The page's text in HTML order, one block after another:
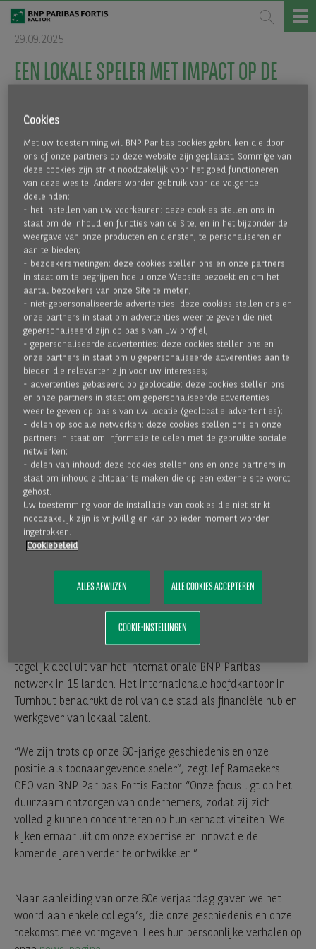
29.09.2025
EEN LOKALE SPELER MET IMPACT OP DE
JAAR FINANCIËLE ZUURSTOF VOOR
ONDERNEMERS
Sinds de oprichting in 1965 groeiden we uit tot de
onbetwiste marktleider in factoring in België, met een
marktaandeel van ongeveer 40%. Vandaag ondersteunen we
met meer dan 200 werknemers zo’n 1.600 klanten, van
starters tot multinationals. En verwerken we jaarlijks 11
miljoen facturen ter waarde van 57 miljard euro.
Onder de nieuwe merkbelofte “Uw zuurstof om vrij te
ondernemen” blijven we ondernemers ontzorgen: door hun
cashflow te optimaliseren, bescherming te beiden tegen
insolventie en hun groei eenvoudig te financieren. Met
startende ondernemers en kmo’s, tonen we dat factoring
Daarbovenop zijn we stevig lokaal verankerd met kantoren
tegelijk deel uit van het internationale BNP Paribas-
netwerk in 15 landen. Het internationale hoofdkantoor in
Turnhout benadrukt de rol van de stad als financiële hub en
werkgever van lokaal talent.
“We zijn trots op onze 60-jarige geschiedenis en onze
positie als toonaangevende speler”, zegt Jef Ramaekers
CEO van BNP Paribas Fortis Factor. “Onze focus ligt op het
duurzaam ontzorgen van ondernemers, zodat zij zich
volledig kunnen concentreren op hun kernactiviteiten. We
kijken ernaar uit om onze expertise en innovatie de
komende jaren verder te ontwikkelen.”
Naar aanleiding van onze 60e verjaardag gaven we het
woord aan enkele collega’s, die onze geschiedenis en onze
toekomst mee vormgeven. Lees hun persoonlijke verhalen op
Cookies
Met uw toestemming wil BNP Paribas cookies gebruiken die door
ons of onze partners op deze website zijn geplaatst. Sommige van
deze cookies zijn strikt noodzakelijk voor het goed functioneren
van deze wesite. Andere worden gebruik voor de volgende
doeleinden:
- het instellen van uw voorkeuren: deze cookies stellen ons in
staat om de inhoud en functies van de Site, en in het bijzonder de
weergave van onze producten en diensten, te personaliseren en
aan te bieden;
- bezoekersmetingen: deze cookies stellen ons en onze partners
in staat om te begrijpen hoe u onze Website bezoekt en om het
aantal bezoekers van onze Site te meten;
- niet-gepersonaliseerde advertenties: deze cookies stellen ons en
onze partners in staat om advertenties weer te geven die niet
gepersonaliseerd zijn op basis van uw profiel;
- gepersonaliseerde advertenties: deze cookies stellen ons en
onze partners in staat om u gepersonaliseerde adverenties aan te
bieden die relevanter zijn voor uw interesses;
- advertenties gebaseerd op geolocatie: deze cookies stellen ons
en onze partners in staat om gepersonaliseerde advertenties
weer te geven op basis van uw locatie (geolocatie advertenties);
- delen op sociale netwerken: deze cookies stellen ons en onze
partners in staat om informatie te delen met de gebruikte sociale
netwerken;
- delen van inhoud: deze cookies stellen ons en onze partners in
staat om inhoud zichtbaar te maken die op een externe site wordt
gehost.
Uw toestemming voor de installatie van cookies die niet strikt
noodzakelijk zijn is vrijwillig en kan op ieder moment worden
ingetrokken.
Cookiebeleid
ALLES AFWIJZEN ALLE COOKIES ACCEPTEREN
COOKIE-INSTELLINGEN